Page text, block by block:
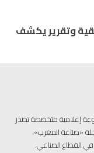
وتقرير يكشف
عام 2013، وهي مجموعة إعلامية متخصصة تصدر
«صناعة المغرب»،
القطاع الصناعي.